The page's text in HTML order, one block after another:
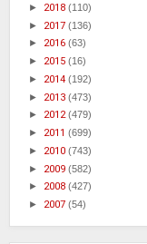
► 2018 (110)
► 2017 (136)
► 2016 (63)
► 2015 (16)
► 2014 (192)
► 2013 (473)
► 2012(479)
► 2011 (699)
► 2010 (743)
► 2009 (582)
► 2008 (427)
► 2007 (54)